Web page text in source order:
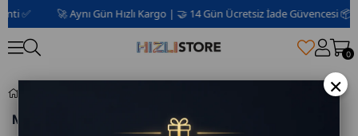
✅ 🚀 Aynı Gün Hızlı Kargo | 🤝 14 Gün Ücretsiz İade Güvencesi 📦 | 2
0
Mutfak Eşyaları
×